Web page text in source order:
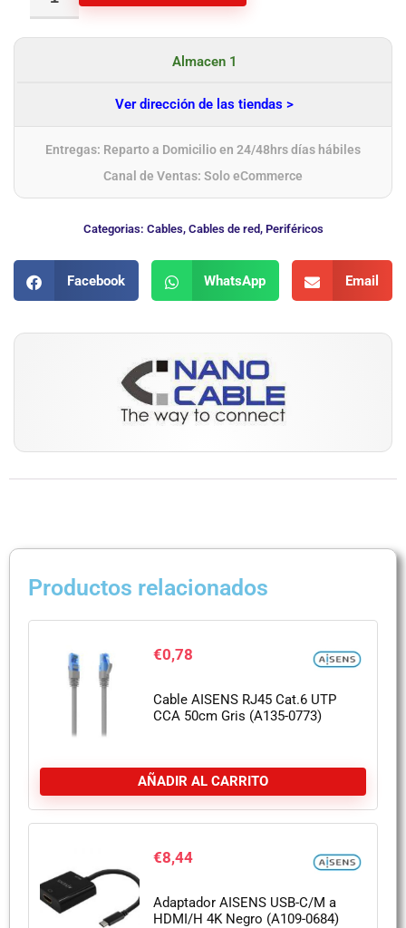
Almacen 1
Ver dirección de las tiendas >
Entregas: Reparto a Domicilio en 24/48hrs días hábiles
Canal de Ventas: Solo eCommerce
Categorias: Cables, Cables de red, Periféricos
Facebook WhatsApp Email
Productos relacionados
€0,78
Cable AISENS RJ45 Cat.6 UTP
CCA 50cm Gris (A135-0773)
AÑADIR AL CARRITO
€8,44
Adaptador AISENS USB-C/M a
HDMI/H 4K Negro (A109-0684)